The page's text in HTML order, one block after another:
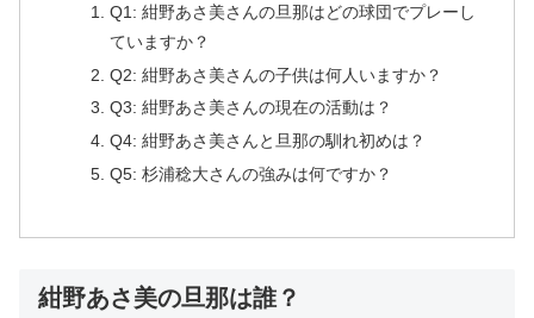
Q1: 紺野あさ美さんの旦那はどの球団でプレーし
ていますか？
Q2: 紺野あさ美さんの子供は何人いますか？
Q3: 紺野あさ美さんの現在の活動は？
Q4: 紺野あさ美さんと旦那の馴れ初めは？
Q5: 杉浦稔大さんの強みは何ですか？
紺野あさ美の旦那は誰？